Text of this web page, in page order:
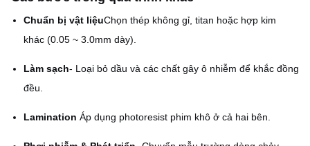
Chuẩn bị vật liệuChọn thép không gỉ, titan hoặc hợp kim
khác (0.05 ~ 3.0mm dày).
Làm sạch- Loại bỏ dầu và các chất gây ô nhiễm để khắc đồng
đều.
Lamination ️ Áp dụng photoresist phim khô ở cả hai bên.